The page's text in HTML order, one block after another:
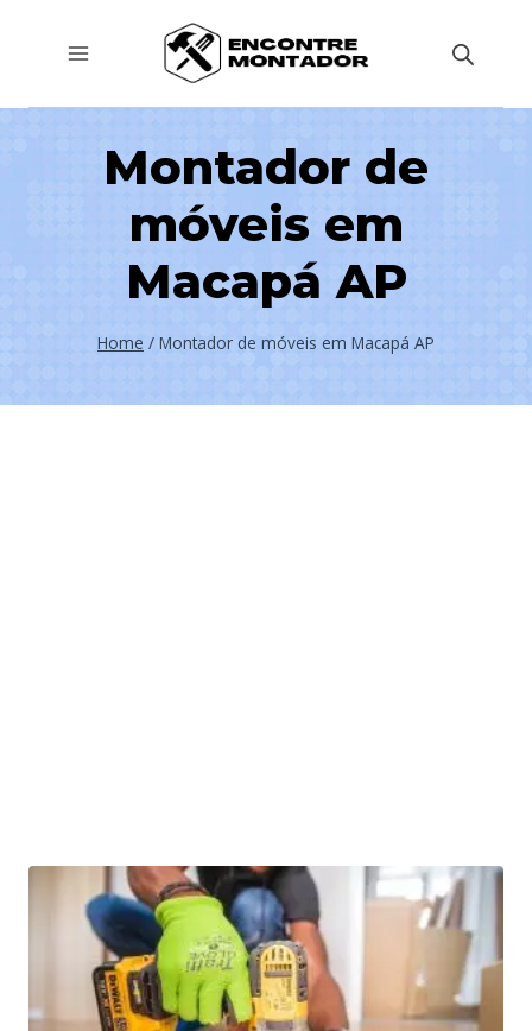
Montador de
móveis em
Macapá AP
Home / Montador de móveis em Macapá AP